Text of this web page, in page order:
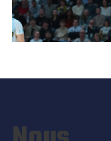
SAISON